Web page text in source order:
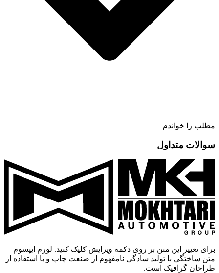
مطلب را خواندم
سوالات متداول
برای تغییر این متن بر روی دکمه ویرایش کلیک کنید. لورم ایپسوم
متن ساختگی با تولید سادگی نامفهوم از صنعت چاپ و با استفاده از
طراحان گرافیک است.